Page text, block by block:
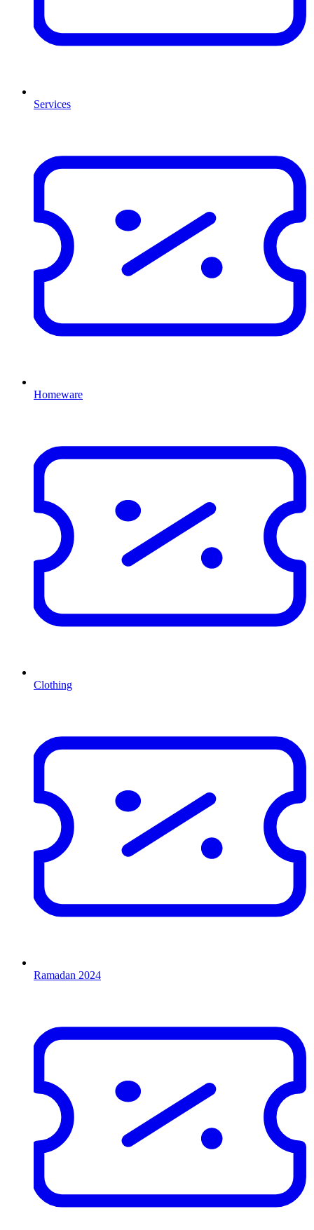
Services
Homeware
Clothing
Ramadan 2024